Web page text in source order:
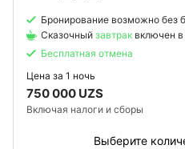
Бронирование возможно без
Сказочный завтрак включен
Бесплатная отмена
Цена за 1 ночь
750 000 UZS
Включая налоги и сборы
Выберите